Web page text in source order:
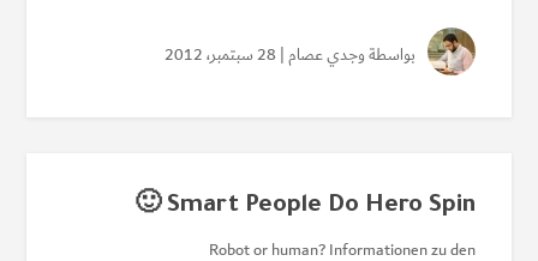
بواسطةوجدي عصام| 28 سبتمبر، 2012
Smart People Do Hero Spin 🙂
Robot or human? Informationen zu den